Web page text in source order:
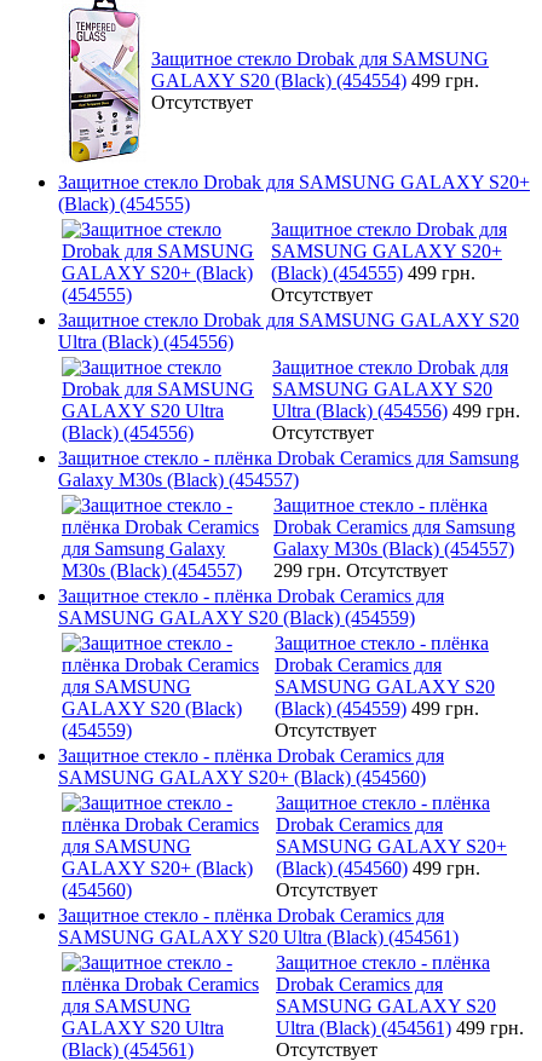
Защитное стекло Drobak для SAMSUNG
GALAXY S20 (Black) (454554) 499 грн.
Отсутствует
Защитное стекло Drobak для SAMSUNG GALAXY S20+
(Black) (454555)
Защитное стекло Drobak для
SAMSUNG GALAXY S20+
(Black) (454555) 499 грн.
Отсутствует
Защитное стекло Drobak для SAMSUNG GALAXY S20
Ultra (Black) (454556)
Защитное стекло Drobak для
SAMSUNG GALAXY S20
Ultra (Black) (454556) 499 грн.
Отсутствует
Защитное стекло - плёнка Drobak Ceramics для Samsung
Galaxy M30s (Black) (454557)
Защитное стекло - плёнка
Drobak Ceramics для Samsung
Galaxy M30s (Black) (454557)
299 грн. Отсутствует
Защитное стекло - плёнка Drobak Ceramics для
SAMSUNG GALAXY S20 (Black) (454559)
Защитное стекло - плёнка
Drobak Ceramics для
SAMSUNG GALAXY S20
(Black) (454559) 499 грн.
Отсутствует
Защитное стекло - плёнка Drobak Ceramics для
SAMSUNG GALAXY S20+ (Black) (454560)
Защитное стекло - плёнка
Drobak Ceramics для
SAMSUNG GALAXY S20+
(Black) (454560) 499 грн.
Отсутствует
Защитное стекло - плёнка Drobak Ceramics для
SAMSUNG GALAXY S20 Ultra (Black) (454561)
Защитное стекло - плёнка
Drobak Ceramics для
SAMSUNG GALAXY S20
Ultra (Black) (454561) 499 грн.
Отсутствует